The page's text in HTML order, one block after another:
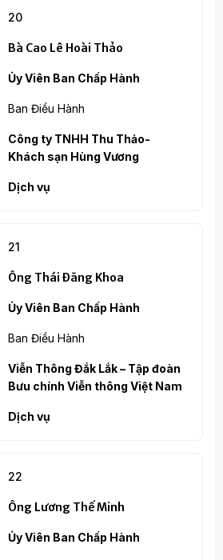
20
Bà Cao Lê Hoài Thảo
Ủy Viên Ban Chấp Hành
Ban Điều Hành
Công ty TNHH Thu Thảo-
Khách sạn Hùng Vương
Dịch vụ
21
Ông Thái Đăng Khoa
Ủy Viên Ban Chấp Hành
Ban Điều Hành
Viễn Thông Đắk Lắk – Tập đoàn
Bưu chính Viễn thông Việt Nam
Dịch vụ
22
Ông Lương Thế Minh
Ủy Viên Ban Chấp Hành